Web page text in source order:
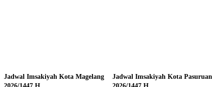
Jadwal Imsakiyah Kota Magelang
Jadwal Imsakiyah Kota Pasuruan